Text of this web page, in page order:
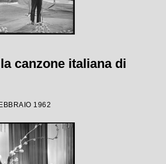
canzone italiana di
1962